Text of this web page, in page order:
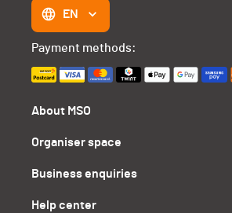
About MSO
Organiser space
Business enquiries
Help center
EN
Payment methods: